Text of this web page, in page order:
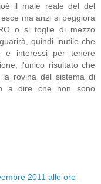
il male reale del del
ma anzi si peggiora
o si toglie di mezzo
quindi inutile che
e interessi per tenere
l'unico risultato che
rovina del sistema di
a dire che non sono
2011 alle ore